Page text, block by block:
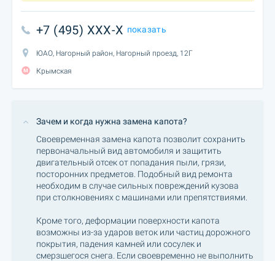
+7 (495) XXX-X показать
ЮАО, Нагорный район, Нагорный проезд, 12Г
Крымская
Зачем и когда нужна замена капота?
Своевременная замена капота позволит сохранить
первоначальный вид автомобиля и защитить
двигательный отсек от попадания пыли, грязи,
посторонних предметов. Подобный вид ремонта
необходим в случае сильных повреждений кузова
при столкновениях с машинами или препятствиями.
Кроме того, деформации поверхности капота
возможны из-за ударов веток или частиц дорожного
покрытия, падения камней или сосулек и
смерзшегося снега. Если своевременно не выполнить